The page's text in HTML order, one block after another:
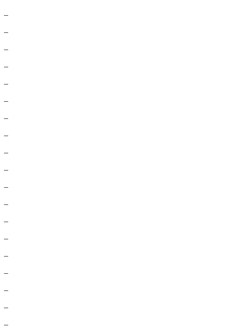
–
–
–
–
–
–
–
–
–
–
–
–
–
–
–
–
–
–
–